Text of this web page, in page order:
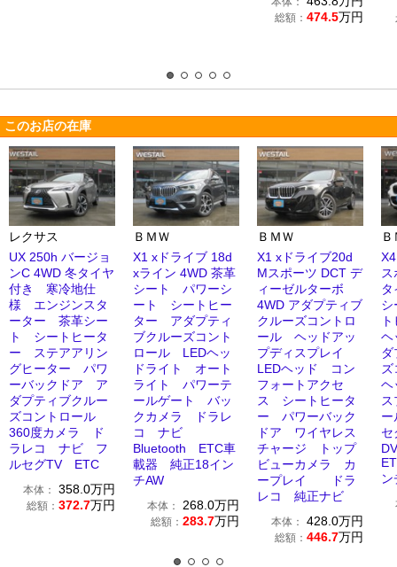
総額： 474.5万円
このお店の在庫
レクサス
UX 250h バージョ
ンC 4WD 冬タイヤ
付き 寒冷地仕
様 エンジンスタ
ーター 茶革シー
ト シートヒータ
ー ステアアリン
グヒーター パワ
ーバックドア ア
ダプティブクルー
ズコントロール
360度カメラ ド
ラレコ ナビ フ
ルセグTV ETC
本体： 358.0万円
総額： 372.7万円
ＢＭＷ
X1 xドライブ 18d
xライン 4WD 茶革
シート パワーシ
ート シートヒー
ター アダプティ
ブクルーズコント
ロール LEDヘッ
ドライト オート
ライト パワーテ
ールゲート バッ
クカメラ ドラレ
コ ナビ
Bluetooth ETC車
載器 純正18イン
チAW
本体： 268.0万円
総額： 283.7万円
ＢＭＷ
X1 xドライブ20d
Mスポーツ DCT デ
ィーゼルターボ
4WD アダプティブ
クルーズコントロ
ール ヘッドアッ
プディスプレイ
LEDヘッド コン
フォートアクセ
ス シートヒータ
ー パワーバック
ドア ワイヤレス
チャージ トップ
ビューカメラ カ
ープレイ ドラ
レコ 純正ナビ
本体： 428.0万円
総額： 446.7万円
ヘ
ヘ
ン